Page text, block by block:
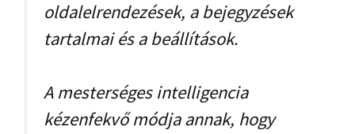
oldalelrendezések, a bejegyzések
tartalmai és a beállítások.
A mesterséges intelligencia
kézenfekvő módja annak, hogy